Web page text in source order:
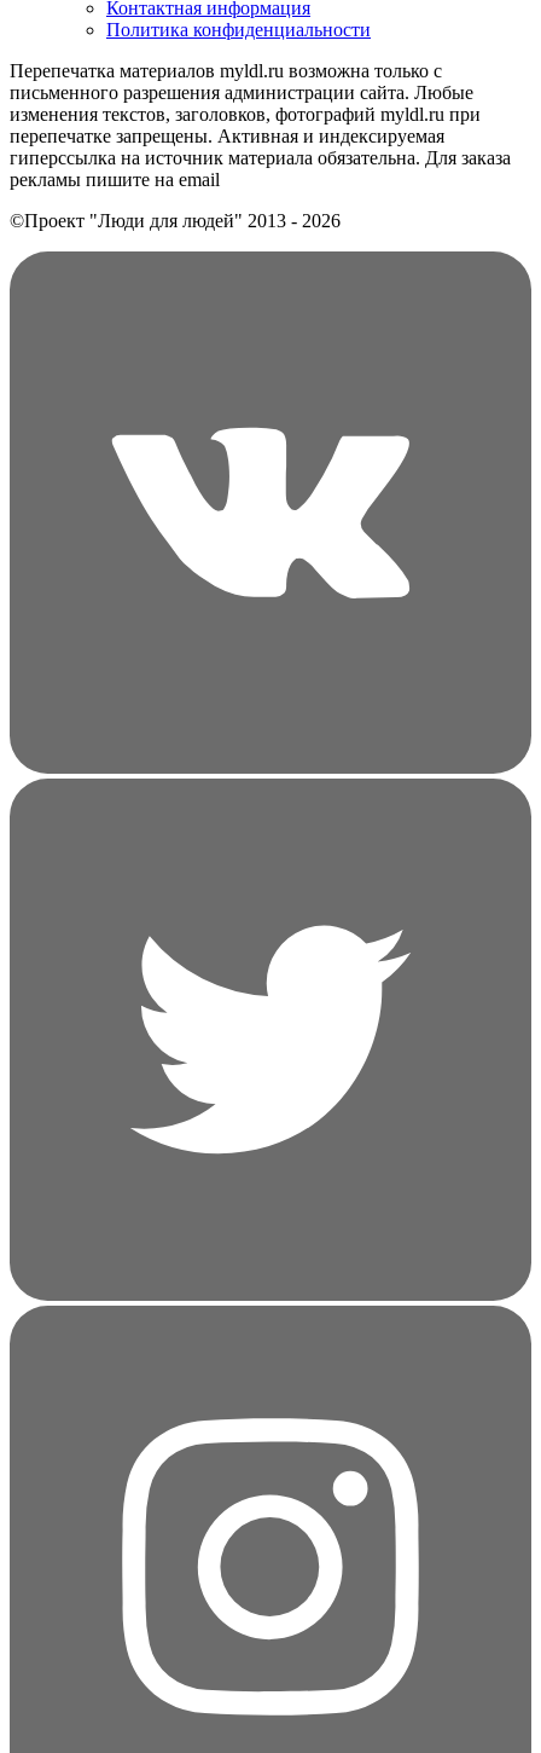
Контактная информация
Политика конфиденциальности
Перепечатка материалов myldl.ru возможна только с
письменного разрешения администрации сайта. Любые
изменения текстов, заголовков, фотографий myldl.ru при
перепечатке запрещены. Активная и индексируемая
гиперссылка на источник материала обязательна. Для заказа
рекламы пишите на еmail
©Проект "Люди для людей" 2013 - 2026